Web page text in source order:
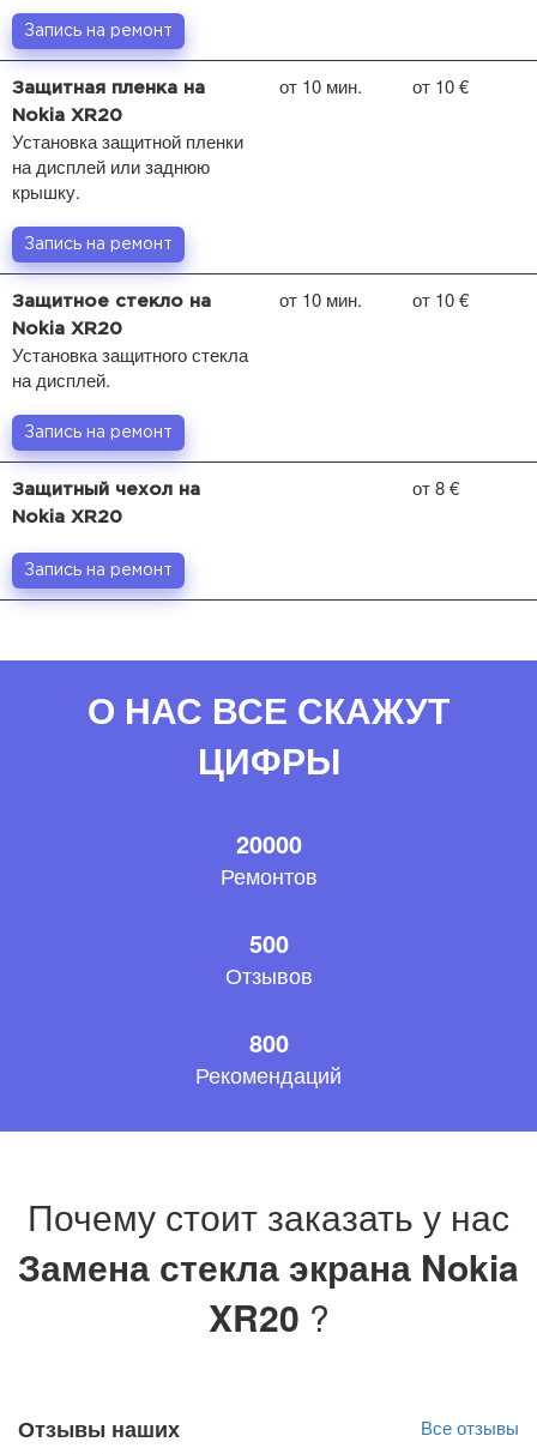
Запись на ремонт
Защитная пленка на
Nokia XR20
Установка защитной пленки
на дисплей или заднюю
крышку.
от 10 мин. от 10 €
Запись на ремонт
Защитное стекло на
Nokia XR20
Установка защитного стекла
на дисплей.
от 10 мин. от 10 €
Запись на ремонт
Защитный чехол на
Nokia XR20
от 8 €
Запись на ремонт
О НАС ВСЕ СКАЖУТ
ЦИФРЫ
20000
Ремонтов
500
Отзывов
800
Рекомендаций
Почему стоит заказать у нас
Замена стекла экрана Nokia
XR20 ?
Отзывы наших
Все отзывы